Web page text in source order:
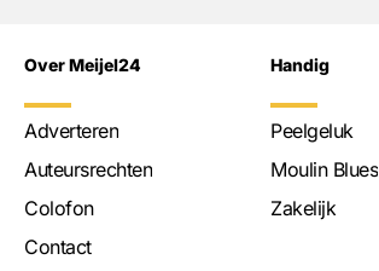
Over Meijel24
Adverteren
Auteursrechten
Colofon
Contact
Handig
Peelgeluk
Moulin Blues
Zakelijk